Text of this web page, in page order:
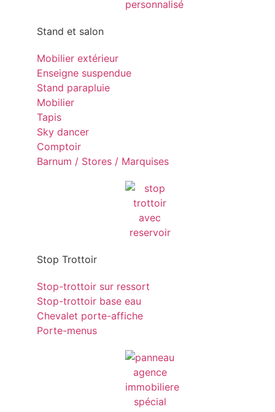
Stand et salon
Mobilier extérieur
Enseigne suspendue
Stand parapluie
Mobilier
Tapis
Sky dancer
Comptoir
Barnum / Stores / Marquises
Stop Trottoir
Stop-trottoir sur ressort
Stop-trottoir base eau
Chevalet porte-affiche
Porte-menus